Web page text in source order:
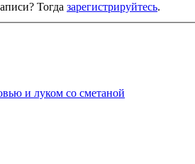
Тогда зарегистрируйтесь.
и луком со сметаной